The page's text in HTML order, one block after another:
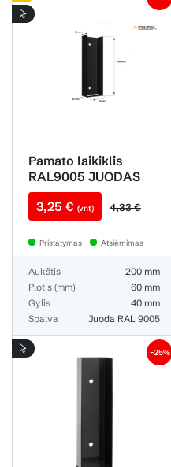
Pamato laikiklis
RAL9005 JUODAS
BLIZGUS U60X200
metalinis
3,25 € (vnt) 4,33 €
Pristatymas Atsiėmimas
Aukštis
200 mm
Plotis (mm)
60 mm
Gylis
40 mm
Spalva
Juoda RAL 9005
−25%